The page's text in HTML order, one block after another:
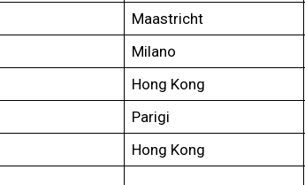
Maastricht
Milano
Hong Kong
Parigi
Hong Kong